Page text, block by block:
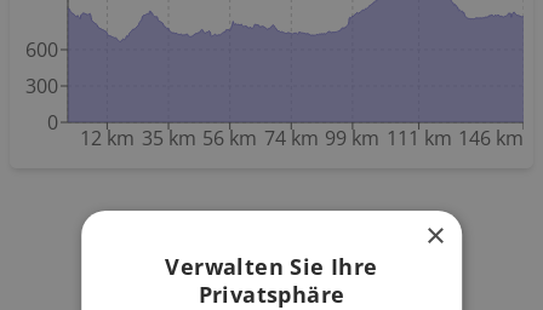
12 km 35 km 56 km 74 km 99 km 111 km 146 km
0
300
600
×
Verwalten Sie Ihre
Privatsphäre